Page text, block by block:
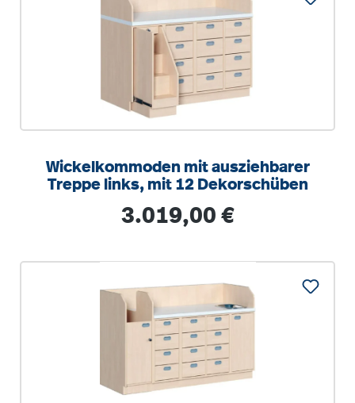
Wickelkommoden mit ausziehbarer
Treppe links, mit 12 Dekorschüben
Regulärer Preis:
3.019,00 €